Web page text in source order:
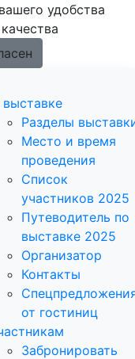
удобства
Разделы
Место и время
проведения
Список
участников 2025
Путеводитель по
выставке 2025
Организатор
Контакты
от гостиниц
Забронировать